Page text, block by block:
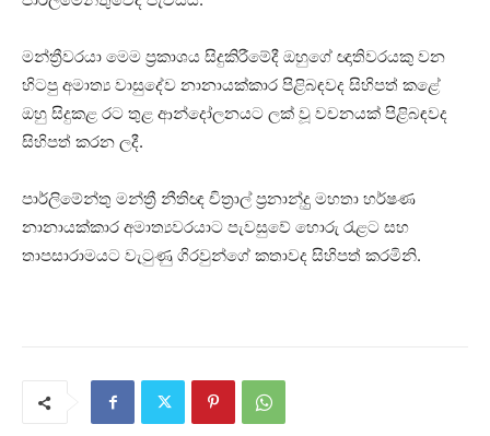
මන්ත්‍රීවරයා මෙම ප්‍රකාශය සිදුකිරීමේදී ඔහුගේ ඥාතිවරයකු වන
හිටපු අමාත්‍ය වාසුදේව නානායක්කාර පිළිබඳවද සිහිපත් කළේ
ඔහු සිදුකළ රට තුළ ආන්දෝලනයට ලක් වූ වචනයක් පිළිබඳවද
සිහිපත් කරන ලදී.
පාර්ලිමේන්තු මන්ත්‍රී නීතිඥ චිත්‍රාල් ප්‍රනාන්දුු මහතා හර්ෂණ
නානායක්කාර අමාත්‍යවරයාට පැවසුවේ හොරු රැළට සහ
තාපසාරාමයට වැටුණු ගිරවුන්ගේ කතාවද සිහිපත් කරමිනි.